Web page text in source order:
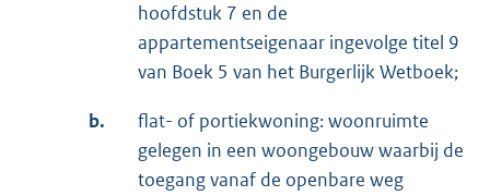
hoofdstuk 7 en de
appartementseigenaar ingevolge titel 9
van Boek 5 van het Burgerlijk Wetboek;
b.
flat- of portiekwoning: woonruimte
gelegen in een woongebouw waarbij de
toegang vanaf de openbare weg